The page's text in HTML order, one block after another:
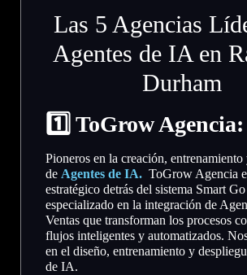
Las 5 Agencias
Agentes de IA en
Durham
1️ ⃣ ToGrow Agencia:
Pioneros en la creación, entrenamiento
de Agentes de IA. ToGrow Agencia
estratégico detrás del sistema Smart
especializado en la integración de
Ventas que transforman los procesos
flujos inteligentes y automatizados.
en el diseño, entrenamiento y
de IA.